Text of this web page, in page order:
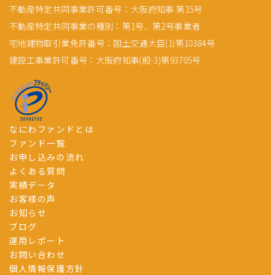
不動産特定共同事業許可番号：大阪府知事 第15号
不動産特定共同事業の種別：第1号、第2号事業者
宅地建物取引業免許番号：国土交通大臣(1)第10384号
建設工事業許可番号：大阪府知事(般-3)第93705号
なにわファンドとは
ファンド一覧
お申し込みの流れ
よくある質問
実績データ
お客様の声
お知らせ
ブログ
運用レポート
お問い合わせ
個人情報保護方針